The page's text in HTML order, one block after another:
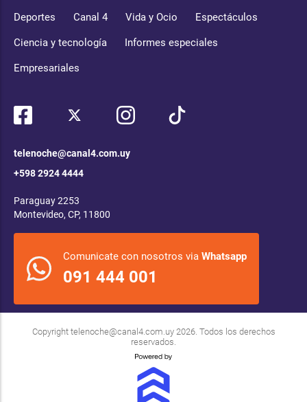
Deportes Canal 4 Vida y Ocio Espectáculos
Ciencia y tecnología Informes especiales
Empresariales
telenoche@canal4.com.uy
+598 2924 4444
Paraguay 2253
Montevideo, CP, 11800
Comunicate con nosotros via Whatsapp
091 444 001
Copyright telenoche@canal4.com.uy2026. Todos los derechos
reservados.